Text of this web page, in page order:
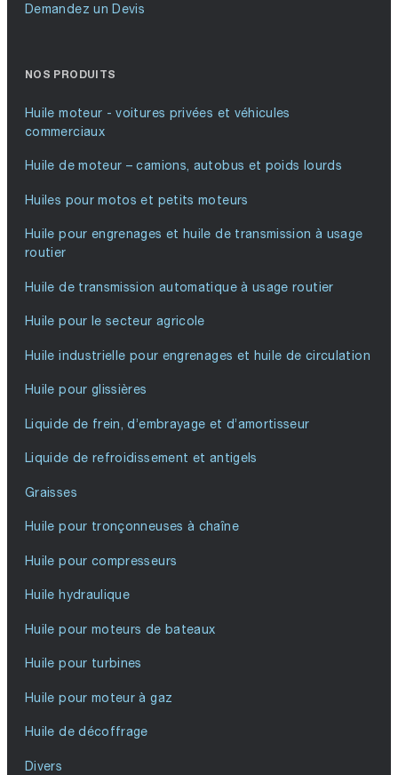
Demandez un Devis
NOS PRODUITS
Huile moteur - voitures privées et véhicules
commerciaux
Huile de moteur – camions, autobus et poids lourds
Huiles pour motos et petits moteurs
Huile pour engrenages et huile de transmission à usage
routier
Huile de transmission automatique à usage routier
Huile pour le secteur agricole
Huile industrielle pour engrenages et huile de circulation
Huile pour glissières
Liquide de frein, d’embrayage et d’amortisseur
Liquide de refroidissement et antigels
Graisses
Huile pour tronçonneuses à chaîne
Huile pour compresseurs
Huile hydraulique
Huile pour moteurs de bateaux
Huile pour turbines
Huile pour moteur à gaz
Huile de décoffrage
Divers